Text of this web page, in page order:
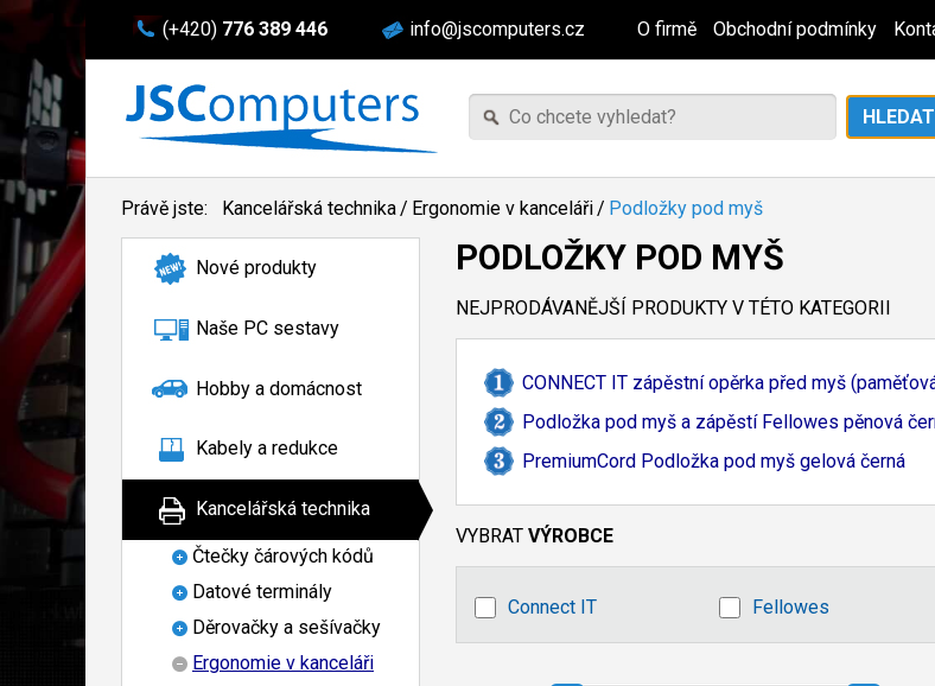
(+420) 776 389 446 info@jscomputers.cz O firmě Obchodní podmínky
Právě jste: Kancelářská technika/ Ergonomie v kanceláři/ Podložky pod myš
Nové produkty
Naše PC sestavy
Hobby a domácnost
Kabely a redukce
Kancelářská technika
Čtečky čárových kódů
Datové terminály
Děrovačky a sešívačky
Ergonomie v kanceláři
PODLOŽKY POD MYŠ
NEJPRODÁVANĚJŠÍ PRODUKTY V TÉTO KATEGORII
CONNECT IT zápěstní opěrka před myš
Podložka pod myš a zápěstí Fellowes pěnová
PremiumCord Podložka pod myš gelová černá
VYBRAT VÝROBCE
Connect IT Fellowes